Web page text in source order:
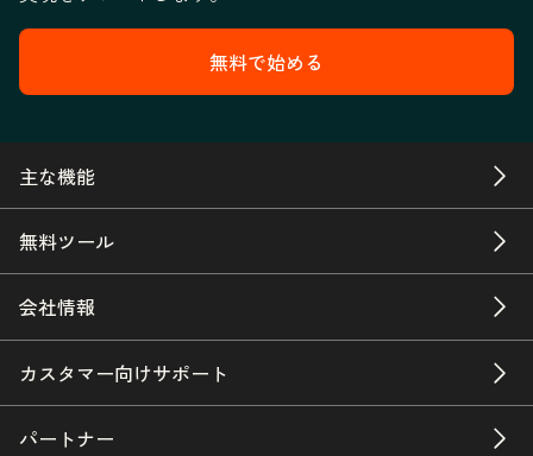
無料で始める
主な機能
無料ツール
会社情報
カスタマー向けサポート
パートナー